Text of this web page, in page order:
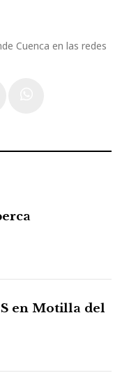
Cuenca en las redes
en Motilla del